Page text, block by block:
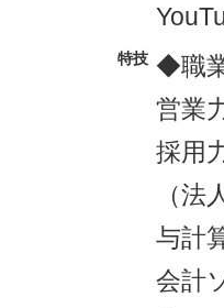
特技 ◆職
営業
採用
（
与計
会計